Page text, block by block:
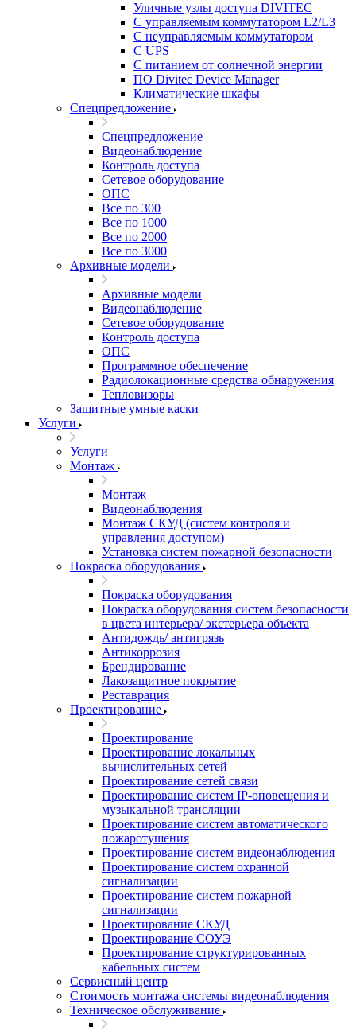
Уличные узлы доступа DIVITEC
С управляемым коммутатором L2/L3
С неуправляемым коммутатором
С UPS
С питанием от солнечной энергии
ПО Divitec Device Manager
Климатические шкафы
Спецпредложение
Спецпредложение
Видеонаблюдение
Контроль доступа
Сетевое оборудование
ОПС
Все по 300
Все по 1000
Все по 2000
Все по 3000
Архивные модели
Архивные модели
Видеонаблюдение
Сетевое оборудование
Контроль доступа
ОПС
Программное обеспечение
Радиолокационные средства обнаружения
Тепловизоры
Защитные умные каски
Услуги
Услуги
Монтаж
Монтаж
Видеонаблюдения
Монтаж СКУД (систем контроля и
управления доступом)
Установка систем пожарной безопасности
Покраска оборудования
Покраска оборудования
Покраска оборудования систем безопасности
в цвета интерьера/ экстерьера объекта
Антидождь/ антигрязь
Антикоррозия
Брендирование
Лакозащитное покрытие
Реставрация
Проектирование
Проектирование
Проектирование локальных
вычислительных сетей
Проектирование сетей связи
Проектирование систем IP-оповещения и
музыкальной трансляции
Проектирование систем автоматического
пожаротушения
Проектирование систем видеонаблюдения
Проектирование систем охранной
сигнализации
Проектирование систем пожарной
сигнализации
Проектирование СКУД
Проектирование СОУЭ
Проектирование структурированных
кабельных систем
Сервисный центр
Стоимость монтажа системы видеонаблюдения
Техническое обслуживание